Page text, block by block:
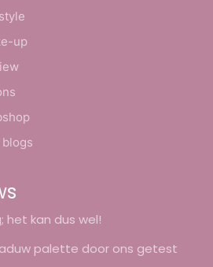
up
het kan dus wel!
palette door ons getest